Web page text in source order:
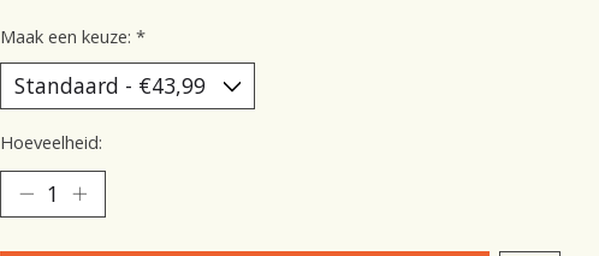
Maak een keuze: *
Hoeveelheid: